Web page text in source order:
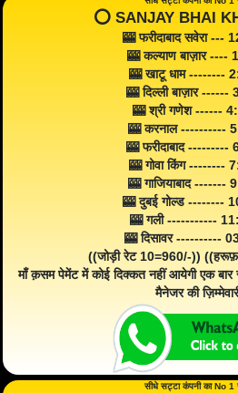
⭕️ SANJAY BHAI
🎰 फरीदाबाद सवेरा ---
🎰 कल्याण बाज़ार ----
🎰 खाटू धाम --------
🎰 दिल्ली बाज़ार ------
🎰 श्री गणेश ------
🎰 करनाल ----------
🎰 फरीदाबाद ---------
🎰 गोवा किंग --------
🎰 गाजियाबाद -------
🎰 दुबई गोल्ड --------
🎰 गली -----------
🎰 दिसावर ----------
((जोड़ी रेट 10=960/-))
माँ क़सम पेमेंट में कोई दिक्कत नहीं आयेगी एक
मैनेजर की
सीधे सट्टा कंपनी का No 1